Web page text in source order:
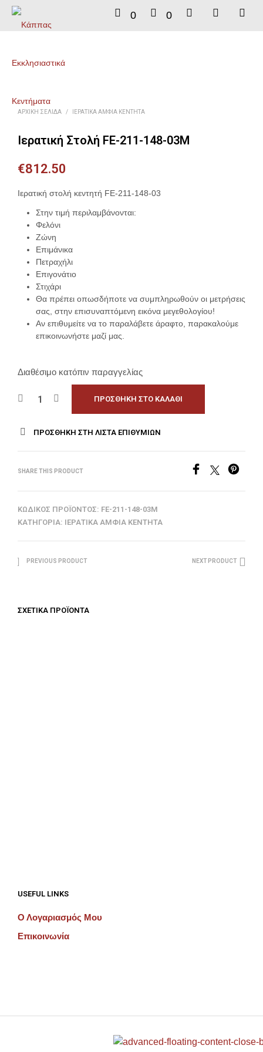
0 0
ΑΡΧΙΚΉ ΣΕΛΊΔΑ / ΙΕΡΑΤΙΚΆ ΆΜΦΙΑ ΚΕΝΤΗΤΆ
Ιερατική Στολή FE-211-148-03M
€812.50
Ιερατική στολή κεντητή FE-211-148-03
Στην τιμή περιλαμβάνονται:
Φελόνι
Ζώνη
Επιμάνικα
Πετραχήλι
Επιγονάτιο
Στιχάρι
Θα πρέπει οπωσδήποτε να συμπληρωθούν οι μετρήσεις
σας, στην επισυναπτόμενη εικόνα μεγεθολογίου!
Αν επιθυμείτε να το παραλάβετε άραφτο, παρακαλούμε
επικοινωνήστε μαζί μας.
Διαθέσιμο κατόπιν παραγγελίας
ΠΡΟΣΘΉΚΗ ΣΤΟ ΚΑΛΆΘΙ
ΠΡΟΣΘΉΚΗ ΣΤΗ ΛΊΣΤΑ ΕΠΙΘΥΜΙΏΝ
SHARE THIS PRODUCT
ΚΩΔΙΚΌΣ ΠΡΟΪΌΝΤΟΣ: FE-211-148-03M
ΚΑΤΗΓΟΡΊΑ: ΙΕΡΑΤΙΚΆ ΆΜΦΙΑ ΚΕΝΤΗΤΆ
PREVIOUS PRODUCT NEXT PRODUCT
ΣΧΕΤΙΚΆ ΠΡΟΪΌΝΤΑ
USEFUL LINKS
Ο Λογαριασμός Μου
Επικοινωνία